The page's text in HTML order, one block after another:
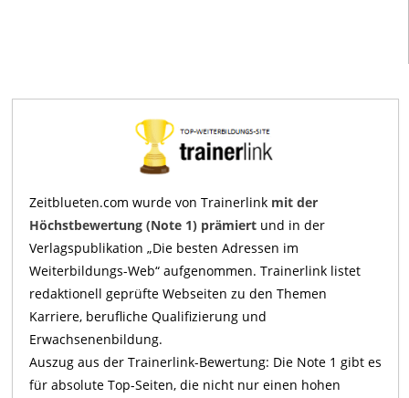
Zeitblueten.com wurde von Trainerlink mit der
Höchstbewertung (Note 1) prämiert und in der
Verlagspublikation „Die besten Adressen im
Weiterbildungs-Web“ aufgenommen. Trainerlink listet
redaktionell geprüfte Webseiten zu den Themen
Karriere, berufliche Qualifizierung und
Erwachsenenbildung.
Auszug aus der Trainerlink-Bewertung: Die Note 1 gibt es
für absolute Top-Seiten, die nicht nur einen hohen